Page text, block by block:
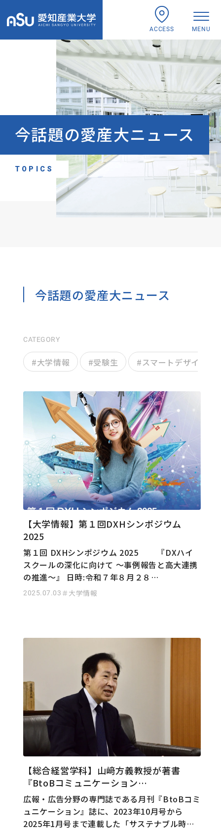
ACCESS MENU
今話題の愛産大ニュース
TOPICS
今話題の愛産大ニュース
CATEGORY
#大学情報 #受験生 #スマートデザイン学
【大学情報】第１回DXHシンポジウム
2025
第１回 DXHシンポジウム 2025 『DXハイ
スクールの深化に向けて 〜事例報告と高大連携
の推進〜』 日時:令和７年８月２８…
2025.07.03 ＃大学情報
【総合経営学科】山﨑方義教授が著書
『BtoBコミュニケーション…
広報・広告分野の専門誌である月刊『BtoBコミ
ュニケーション』誌に、2023年10月号から
2025年1月号まで連載した「サステナブル時…